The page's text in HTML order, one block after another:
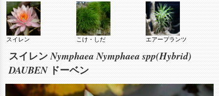
スイレン こけ・しだ エアープランツ
スイレン Nymphaea Nymphaea spp(Hybrid)
DAUBENドーベン